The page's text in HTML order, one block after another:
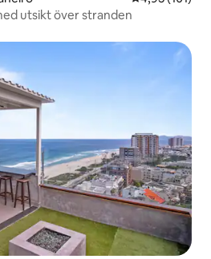
utsikt över stranden